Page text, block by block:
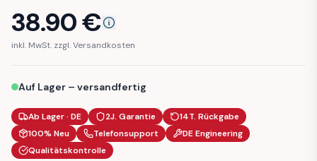
38.90€
inkl. MwSt. zzgl. Versandkosten
Auf Lager – versandfertig
Ab Lager · DE 2J. Garantie
14T. Rückgabe
100% Neu
Telefonsupport
DE Engineering
Qualitätskontrolle